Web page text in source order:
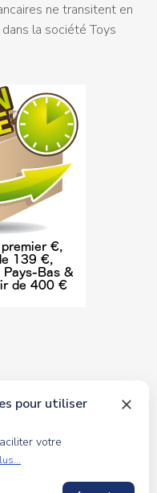
ne transitent en
la société Toys
Réalisation
pour utiliser
votre